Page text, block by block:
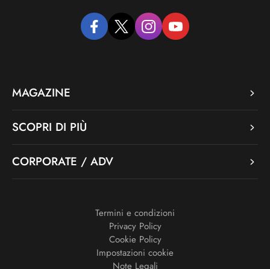
facebooktwitter instagramyoutube
MAGAZINE
SCOPRI DI PIÙ
CORPORATE / ADV
Termini e condizioni
Privacy Policy
Cookie Policy
Impostazioni cookie
Note Legali